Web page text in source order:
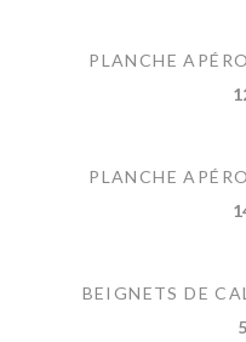
PLANCHE
PLANCHE
BEIGNETS DE